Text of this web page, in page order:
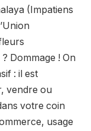
(Impatiens
Dommage ! On
: il est
vendre ou
votre coin
usage